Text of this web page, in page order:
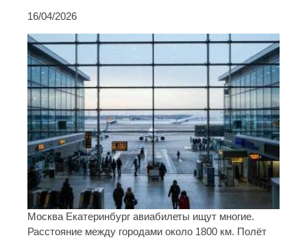
16/04/2026
Москва Екатеринбург авиабилеты ищут многие.
Расстояние между городами около 1800 км. Полёт